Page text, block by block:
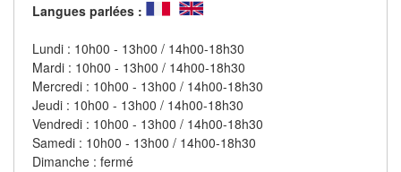
Langues parlées :
Lundi : 10h00 - 13h00 / 14h00-18h30
Mardi : 10h00 - 13h00 / 14h00-18h30
Mercredi : 10h00 - 13h00 / 14h00-18h30
Jeudi : 10h00 - 13h00 / 14h00-18h30
Vendredi : 10h00 - 13h00 / 14h00-18h30
Samedi : 10h00 - 13h00 / 14h00-18h30
Dimanche : fermé